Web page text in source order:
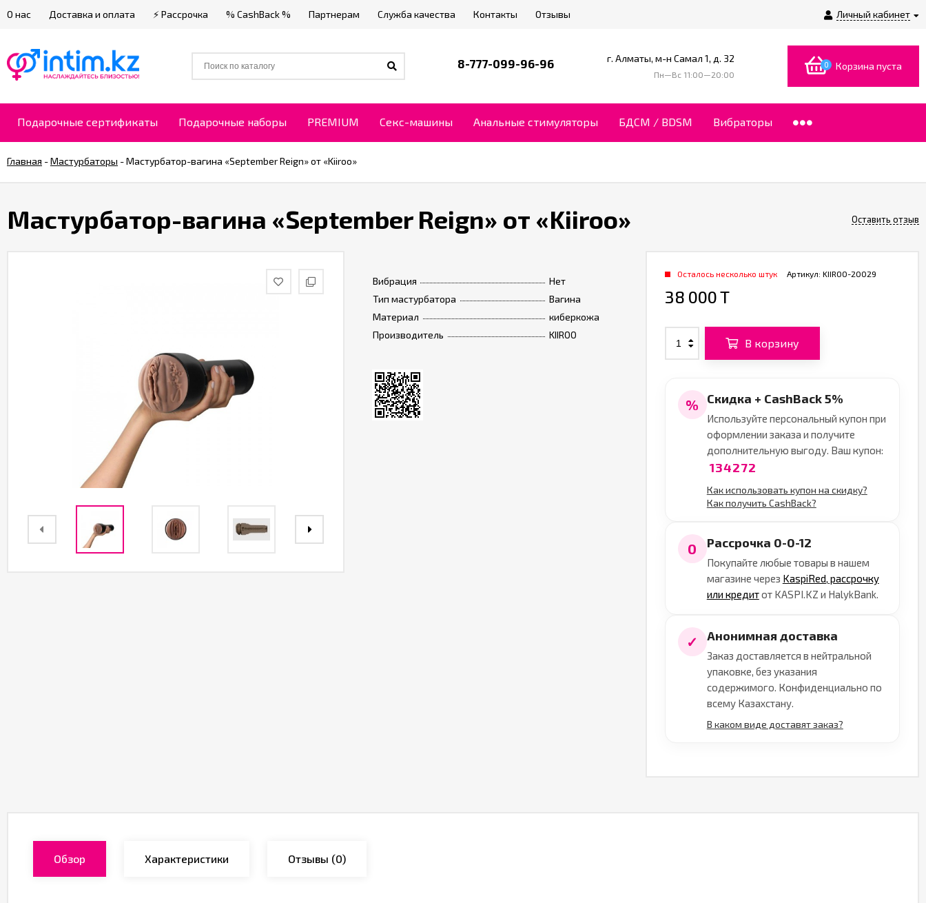
Личный кабинет
О нас Доставка и оплата ⚡ Рассрочка % CashBack % Партнерам Служба качества Контакты Отзывы
8-777-099-96-96 г. Алматы, м-н Самал 1, д. 32
Пн—Вс 11:00—20:00
0 Корзина пуста
Подарочные сертификаты Подарочные наборы PREMIUM Секс-машины Анальные стимуляторы БДСМ / BDSM Вибраторы
Главная -Мастурбаторы -Мастурбатор-вагина «September Reign» от «Kiiroo»
Мастурбатор-вагина «September Reign» от «Kiiroo» Оставить отзыв
Вибрация
Нет
Тип мастурбатора
Вагина
Материал
киберкожа
Производитель
KIIROO
Артикул: KIIROO-20029
Осталось несколько штук
38 000 T
В корзину
% Скидка + CashBack 5%
Используйте персональный купон при
оформлении заказа и получите
дополнительную выгоду. Ваш купон:
134272
Как использовать купон на скидку?
Как получить CashBack?
0 Рассрочка 0-0-12
Покупайте любые товары в нашем
магазине через KaspiRed, рассрочку
или кредитот KASPI.KZ и HalykBank.
✓ Анонимная доставка
Заказ доставляется в нейтральной
упаковке, без указания
содержимого. Конфиденциально по
всему Казахстану.
В каком виде доставят заказ?
Обзор Характеристики Отзывы (0)